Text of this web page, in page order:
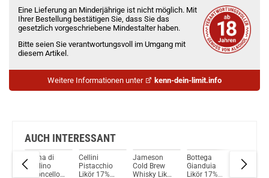
Du willst Kröten sparen?
Schau mal hier!
Vsticking VIY 1,8ml 750mAh Pod System Kit Blau
Eine Lieferung an Minderjährige ist nicht möglich. Mit
Ihrer Bestellung bestätigen Sie, dass Sie das
gesetzlich vorgeschriebene Mindestalter haben.
Bitte seien Sie verantwortungsvoll im Umgang mit
diesem Artikel.
Weitere Informationen unter kenn-dein-limit.info
AUCH INTERESSANT
Crema di
Licellino
Limoncello
Cellini
Pistacchio
Likör 17%
Jameson
Cold Brew
Whisky Likör
Bottega
Gianduia
Likör 17%
Bottega